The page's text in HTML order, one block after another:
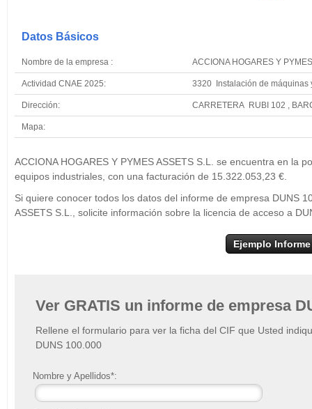
Datos Básicos
Nombre de la empresa : ACCIONA HOGARES Y
Actividad CNAE 2025: 3320 Instalación de máquinas
Dirección: CARRETERA RUBI 102 ,
Mapa:
−
ACCIONA HOGARES Y PYMES ASSETS S.L. se encuentra en la
equipos industriales, con una facturación de 15.322.053,23 €.
Si quiere conocer todos los datos del informe de empresa DUNS
ASSETS S.L., solicite información sobre la licencia de acceso a
Ejemplo Informe
Ver GRATIS un informe de empresa
Rellene el formulario para ver la ficha del CIF que Usted
DUNS 100.000
Nombre y Apellidos*: